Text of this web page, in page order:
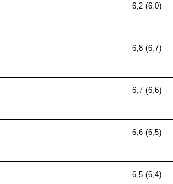
6,2 (6,0)
6,8 (6,7)
6,7 (6,6)
6,6 (6,5)
6,5 (6,4)